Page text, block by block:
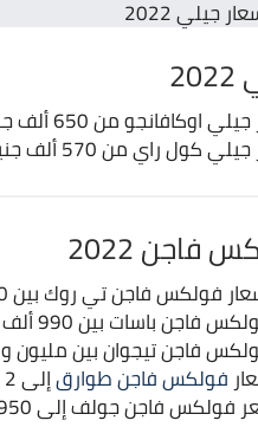
من 650 ألف جنيه حتى 830 ألف جنيه
من 570 ألف جنيه، إلى 640 ألف جنيه
2022
فاجن تي روك بين 800 ألف جنيه، إلى 900 ألف جنيه
بين 990 ألف جنيه، حتى مليون و 150 ألف جنيه
بين مليون و 75 ألف جنيه، إلى مليون و 250 ألف جنيه
فولكس فاجن طوارقإلى 2 مليون و 400 ألف جنيه
فاجن جولف إلى 950 ألف جنيه